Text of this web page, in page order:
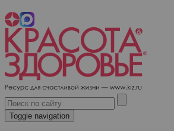
Toggle navigation